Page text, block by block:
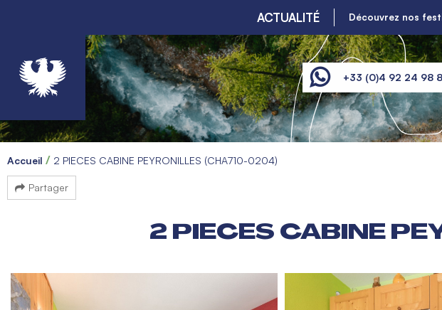
ACTUALITÉ Découvrez nos
+33 (0)4 92 24 98
Accueil 2 PIECES CABINE PEYRONILLES (CHA710-0204)
Partager
2 PIECES CABINE